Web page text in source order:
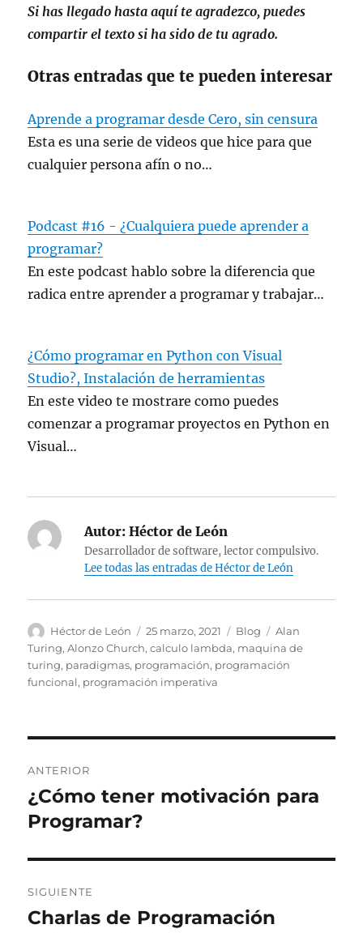
Si has llegado hasta aquí te agradezco, puedes
compartir el texto si ha sido de tu agrado.
Otras entradas que te pueden interesar
Aprende a programar desde Cero, sin censura
Esta es una serie de videos que hice para que
cualquier persona afín o no…
Podcast #16 - ¿Cualquiera puede aprender a
programar?
En este podcast hablo sobre la diferencia que
radica entre aprender a programar y trabajar…
¿Cómo programar en Python con Visual
Studio?, Instalación de herramientas
En este video te mostrare como puedes
comenzar a programar proyectos en Python en
Visual…
Autor: Héctor de León
Desarrollador de software, lector compulsivo.
Lee todas las entradas de Héctor de León
Autor
Héctor de León
Publicado
el
25 marzo, 2021 Categorías
Blog Etiquetas
Alan
Turing,Alonzo Church,calculo lambda, maquina de
turing, paradigmas, programación, programación
funcional, programación imperativa
de
entradas
ANTERIOR
Entrada
anterior:
¿Cómo tener motivación para
Programar?
SIGUIENTE
Entrada
Charlas de Programación